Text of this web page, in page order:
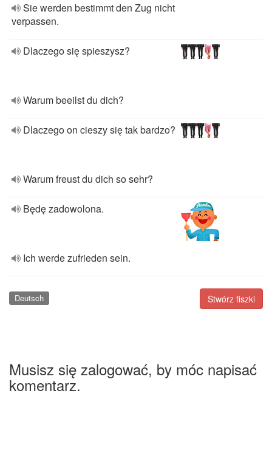
Sie werden bestimmt den Zug nicht
verpassen.
Dlaczego się spieszysz?
Warum beeilst du dich?
Dlaczego on cieszy się tak bardzo?
Warum freust du dich so sehr?
Będę zadowolona.
Ich werde zufrieden sein.
Stwórz fiszki
Deutsch
Musisz się zalogować, by móc napisać
komentarz.